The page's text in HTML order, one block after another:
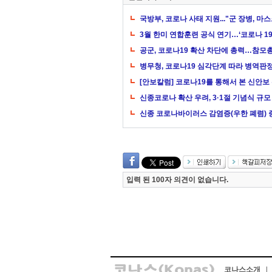
국방부, 코로나 사태 지원..."군 장병, 마
3월 한미 연합훈련 공식 연기…‘코로나
공군, 코로나19 확산 차단에 총력…참모
병무청, 코로나19 심각단계 따라 병역판
[안보칼럼] 코로나19를 통해서 본 신안보
신종코로나 확산 우려, 3·1절 기념식 규
신종 코로나바이러스 감염증(우한 폐렴)
입력 된 100자 의견이 없습니다.
코나스소개